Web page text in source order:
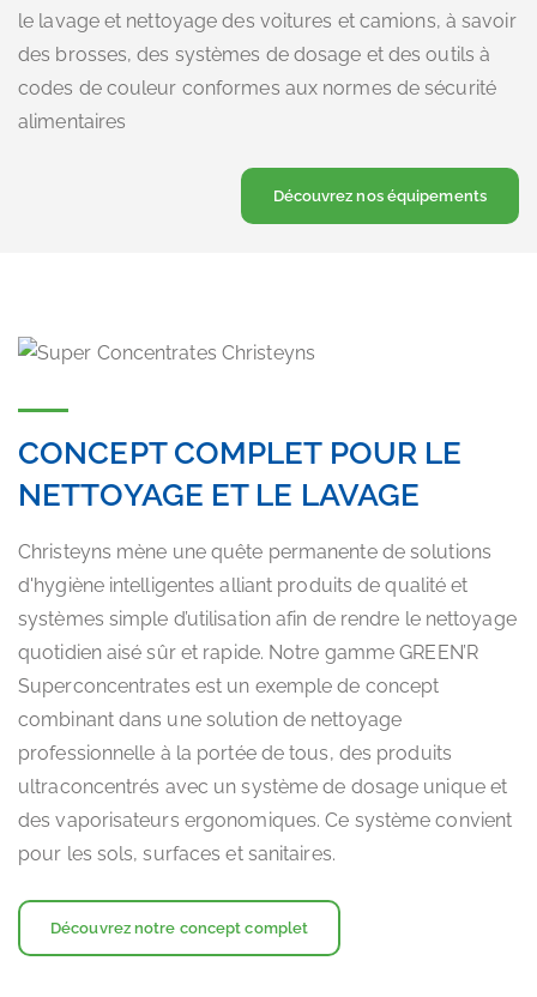
le lavage et nettoyage des voitures et camions, à savoir
des brosses, des systèmes de dosage et des outils à
codes de couleur conformes aux normes de sécurité
alimentaires
Découvrez nos équipements
CONCEPT COMPLET POUR LE
NETTOYAGE ET LE LAVAGE
Christeyns mène une quête permanente de solutions
d'hygiène intelligentes alliant produits de qualité et
systèmes simple d’utilisation afin de rendre le nettoyage
quotidien aisé sûr et rapide. Notre gamme GREEN’R
Superconcentrates est un exemple de concept
combinant dans une solution de nettoyage
professionnelle à la portée de tous, des produits
ultraconcentrés avec un système de dosage unique et
des vaporisateurs ergonomiques. Ce système convient
pour les sols, surfaces et sanitaires.
Découvrez notre concept complet